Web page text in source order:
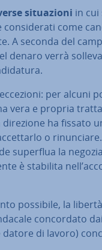
si­tua­zio­ni in cui
come
A seconda del
denaro verrà
per alcuni
vera e propria
ha fissato
o
superflua la
è stabilita
possibile, la
con­cor­da­to
di lavoro)